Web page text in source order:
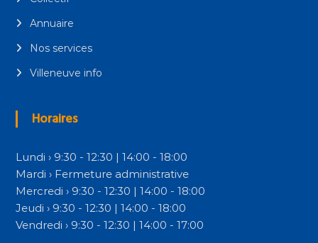
Annuaire
Nos services
Villeneuve info
Horaires
Lundi › 9:30 - 12:30 | 14:00 - 18:00
Mardi › Fermeture administrative
Mercredi › 9:30 - 12:30 | 14:00 - 18:00
Jeudi › 9:30 - 12:30 | 14:00 - 18:00
Vendredi › 9:30 - 12:30 | 14:00 - 17:00